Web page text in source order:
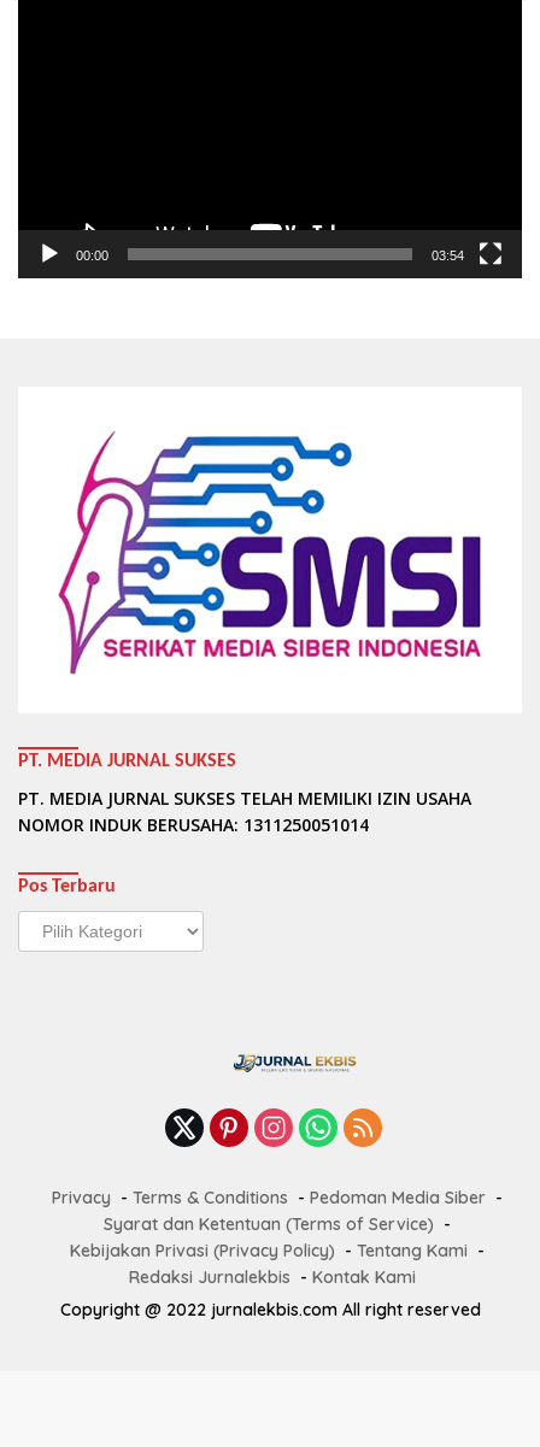
00:00 03:54
PT. MEDIA JURNAL SUKSES
PT. MEDIA JURNAL SUKSES TELAH MEMILIKI IZIN USAHA
NOMOR INDUK BERUSAHA: 1311250051014
Pos Terbaru
Pos
Terbaru
Privacy Terms & Conditions
Pedoman Media Siber
Syarat dan Ketentuan (Terms of Service)
Kebijakan Privasi (Privacy Policy)
Tentang Kami
Redaksi Jurnalekbis
Kontak Kami
Copyright @ 2022 jurnalekbis.com All right reserved